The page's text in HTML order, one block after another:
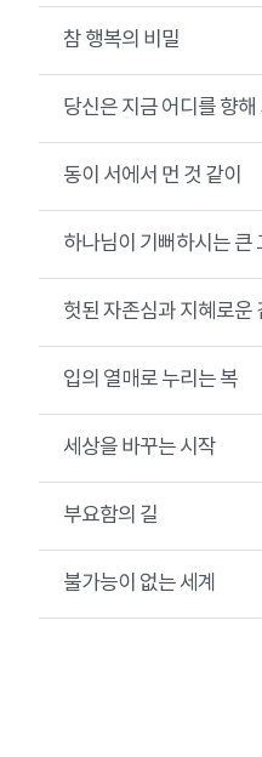
참 행복의 비밀
당신은 지금 어디를 향
동이 서에서 먼 것 같이
하나님이 기뻐하시는 큰
헛된 자존심과 지혜로운
입의 열매로 누리는 복
세상을 바꾸는 시작
부요함의 길
불가능이 없는 세계